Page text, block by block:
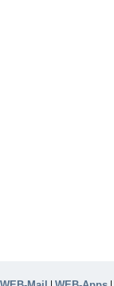
| |